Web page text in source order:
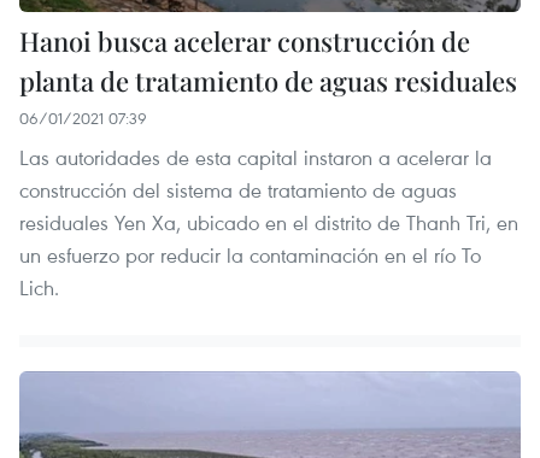
Hanoi busca acelerar construcción de
planta de tratamiento de aguas residuales
06/01/2021 07:39
Las autoridades de esta capital instaron a acelerar la
construcción del sistema de tratamiento de aguas
residuales Yen Xa, ubicado en el distrito de Thanh Tri, en
un esfuerzo por reducir la contaminación en el río To
Lich.